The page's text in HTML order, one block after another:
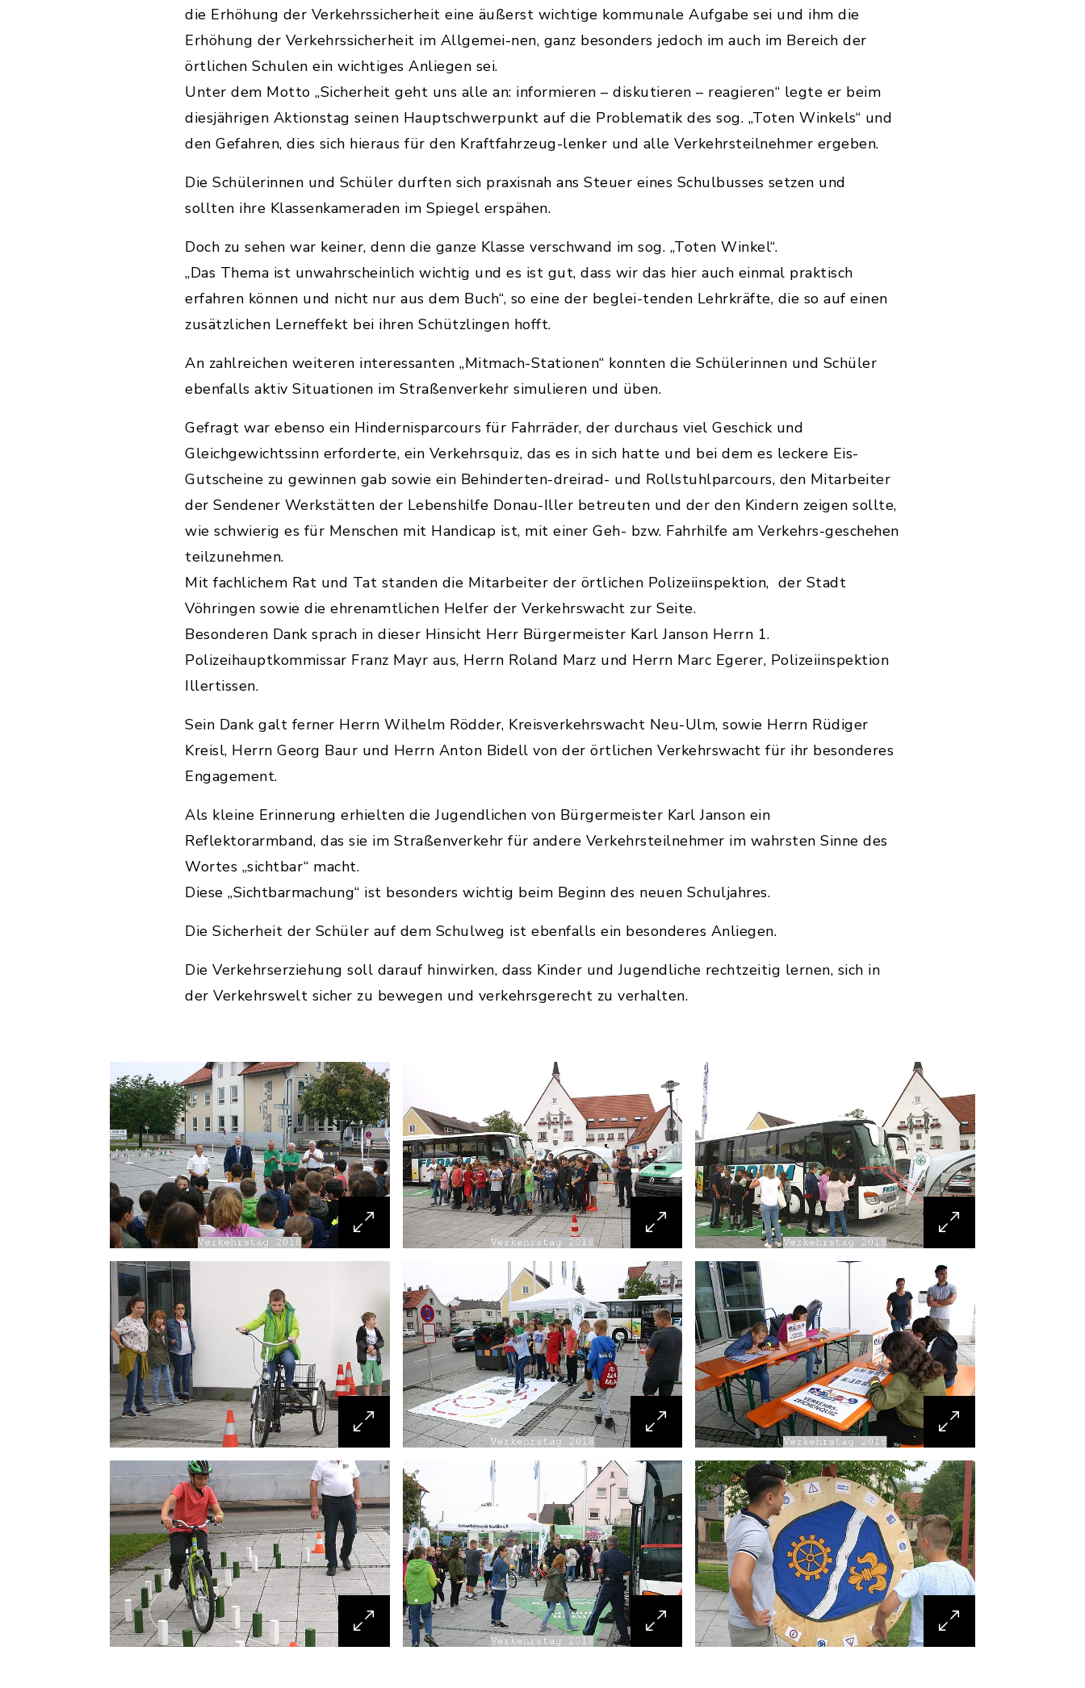
die Erhöhung der Verkehrssicherheit eine äußerst wichtige kommunale Aufgabe sei und ihm die
Erhöhung der Verkehrssicherheit im Allgemei-nen, ganz besonders jedoch im auch im Bereich der
örtlichen Schulen ein wichtiges Anliegen sei.
Unter dem Motto „Sicherheit geht uns alle an: informieren – diskutieren – reagieren“ legte er beim
diesjährigen Aktionstag seinen Hauptschwerpunkt auf die Problematik des sog. „Toten Winkels“ und
den Gefahren, dies sich hieraus für den Kraftfahrzeug-lenker und alle Verkehrsteilnehmer ergeben.
Die Schülerinnen und Schüler durften sich praxisnah ans Steuer eines Schulbusses setzen und
sollten ihre Klassenkameraden im Spiegel erspähen.
Doch zu sehen war keiner, denn die ganze Klasse verschwand im sog. „Toten Winkel“.
„Das Thema ist unwahrscheinlich wichtig und es ist gut, dass wir das hier auch einmal praktisch
erfahren können und nicht nur aus dem Buch“, so eine der beglei-tenden Lehrkräfte, die so auf einen
zusätzlichen Lerneffekt bei ihren Schützlingen hofft.
An zahlreichen weiteren interessanten „Mitmach-Stationen“ konnten die Schülerinnen und Schüler
ebenfalls aktiv Situationen im Straßenverkehr simulieren und üben.
Gefragt war ebenso ein Hindernisparcours für Fahrräder, der durchaus viel Geschick und
Gleichgewichtssinn erforderte, ein Verkehrsquiz, das es in sich hatte und bei dem es leckere Eis-
Gutscheine zu gewinnen gab sowie ein Behinderten-dreirad- und Rollstuhlparcours, den Mitarbeiter
der Sendener Werkstätten der Lebenshilfe Donau-Iller betreuten und der den Kindern zeigen sollte,
wie schwierig es für Menschen mit Handicap ist, mit einer Geh- bzw. Fahrhilfe am Verkehrs-geschehen
teilzunehmen.
Mit fachlichem Rat und Tat standen die Mitarbeiter der örtlichen Polizeiinspektion, der Stadt
Vöhringen sowie die ehrenamtlichen Helfer der Verkehrswacht zur Seite.
Besonderen Dank sprach in dieser Hinsicht Herr Bürgermeister Karl Janson Herrn 1.
Polizeihauptkommissar Franz Mayr aus, Herrn Roland Marz und Herrn Marc Egerer, Polizeiinspektion
Illertissen.
Sein Dank galt ferner Herrn Wilhelm Rödder, Kreisverkehrswacht Neu-Ulm, sowie Herrn Rüdiger
Kreisl, Herrn Georg Baur und Herrn Anton Bidell von der örtlichen Verkehrswacht für ihr besonderes
Engagement.
Als kleine Erinnerung erhielten die Jugendlichen von Bürgermeister Karl Janson ein
Reflektorarmband, das sie im Straßenverkehr für andere Verkehrsteilnehmer im wahrsten Sinne des
Wortes „sichtbar“ macht.
Diese „Sichtbarmachung“ ist besonders wichtig beim Beginn des neuen Schuljahres.
Die Sicherheit der Schüler auf dem Schulweg ist ebenfalls ein besonderes Anliegen.
Die Verkehrserziehung soll darauf hinwirken, dass Kinder und Jugendliche rechtzeitig lernen, sich in
der Verkehrswelt sicher zu bewegen und verkehrsgerecht zu verhalten.